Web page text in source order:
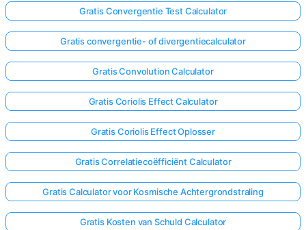
Gratis Convergentie Test Calculator
Gratis convergentie- of divergentiecalculator
Gratis Convolution Calculator
Gratis Coriolis Effect Calculator
Gratis Coriolis Effect Oplosser
Gratis Correlatiecoëfficiënt Calculator
Gratis Calculator voor Kosmische Achtergrondstraling
Gratis Kosten van Schuld Calculator